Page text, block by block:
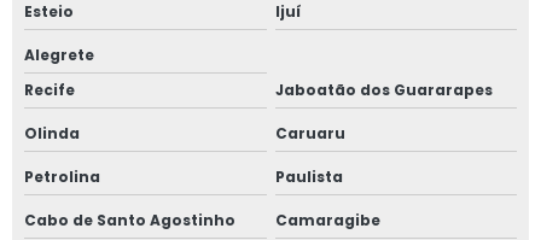
Esteio Ijuí
Alegrete
Recife
Jaboatão dos Guararapes
Olinda Caruaru
Petrolina Paulista
Cabo de Santo Agostinho Camaragibe